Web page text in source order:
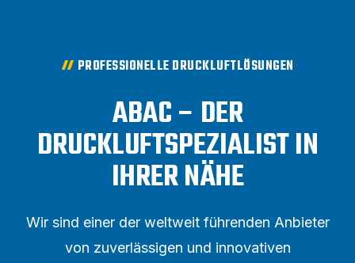
PROFESSIONELLE DRUCKLUFTLÖSUNGEN
ABAC – DER
DRUCKLUFTSPEZIALIST IN
IHRER NÄHE
Wir sind einer der weltweit führenden Anbieter
von zuverlässigen und innovativen